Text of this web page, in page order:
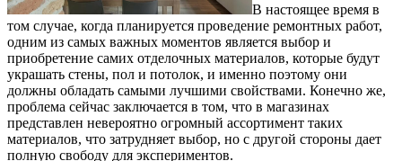
В настоящее время в
том случае, когда планируется проведение ремонтных работ,
одним из самых важных моментов является выбор и
приобретение самих отделочных материалов, которые будут
украшать стены, пол и потолок, и именно поэтому они
должны обладать самыми лучшими свойствами. Конечно же,
проблема сейчас заключается в том, что в магазинах
представлен невероятно огромный ассортимент таких
материалов, что затрудняет выбор, но с другой стороны дает
полную свободу для экспериментов.